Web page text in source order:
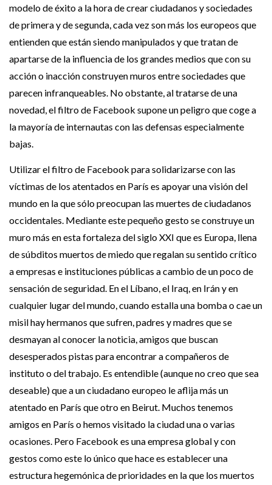
modelo de éxito a la hora de crear ciudadanos y sociedades
de primera y de segunda, cada vez son más los europeos que
entienden que están siendo manipulados y que tratan de
apartarse de la influencia de los grandes medios que con su
acción o inacción construyen muros entre sociedades que
parecen infranqueables. No obstante, al tratarse de una
novedad, el filtro de Facebook supone un peligro que coge a
la mayoría de internautas con las defensas especialmente
bajas.
Utilizar el filtro de Facebook para solidarizarse con las
víctimas de los atentados en París es apoyar una visión del
mundo en la que sólo preocupan las muertes de ciudadanos
occidentales. Mediante este pequeño gesto se construye un
muro más en esta fortaleza del siglo XXI que es Europa, llena
de súbditos muertos de miedo que regalan su sentido crítico
a empresas e instituciones públicas a cambio de un poco de
sensación de seguridad. En el Líbano, el Iraq, en Irán y en
cualquier lugar del mundo, cuando estalla una bomba o cae un
misil hay hermanos que sufren, padres y madres que se
desmayan al conocer la noticia, amigos que buscan
desesperados pistas para encontrar a compañeros de
instituto o del trabajo. Es entendible (aunque no creo que sea
deseable) que a un ciudadano europeo le aflija más un
atentado en París que otro en Beirut. Muchos tenemos
amigos en París o hemos visitado la ciudad una o varias
ocasiones. Pero Facebook es una empresa global y con
gestos como este lo único que hace es establecer una
estructura hegemónica de prioridades en la que los muertos